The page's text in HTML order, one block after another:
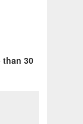
than 30